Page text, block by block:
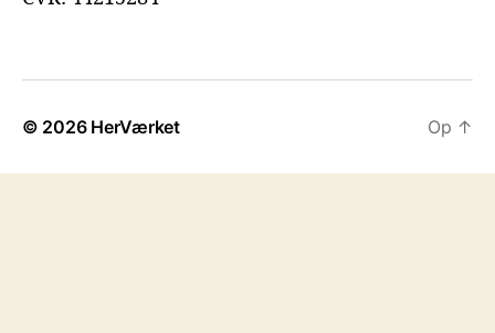
© 2026 HerVærket Op ↑